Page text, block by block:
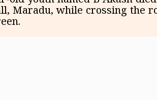
Maradu, while crossing the